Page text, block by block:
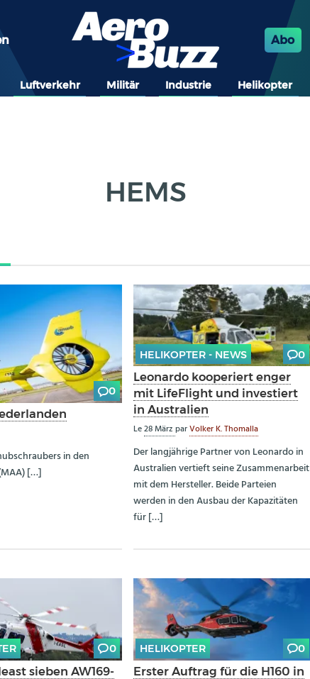
Abo
Luftverkehr Militär Industrie Helikopter
HEMS
0
in den
[…]
HELIKOPTER - NEWS 0
Leonardo kooperiert enger
mit LifeFlight und investiert
in Australien
Le28 MärzparVolker K. Thomalla
Der langjährige Partner von Leonardo in
Australien vertieft seine Zusammenarbeit
mit dem Hersteller. Beide Parteien
werden in den Ausbau der Kapazitäten
für […]
0
sieben AW169-
HELIKOPTER 0
Erster Auftrag für die H160 in